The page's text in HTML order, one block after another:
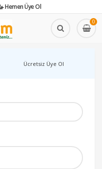
Hemen Üye Ol
0
Ücretsiz Üye Ol